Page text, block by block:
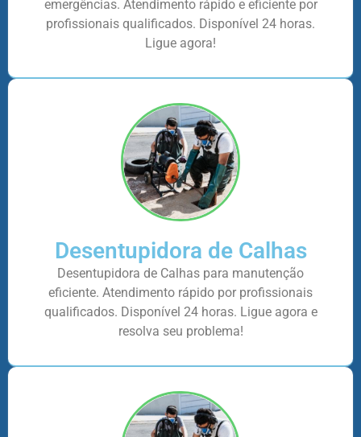
emergências. Atendimento rápido e eficiente por
profissionais qualificados. Disponível 24 horas.
Ligue agora!
Desentupidora de Calhas
Desentupidora de Calhas para manutenção
eficiente. Atendimento rápido por profissionais
qualificados. Disponível 24 horas. Ligue agora e
resolva seu problema!